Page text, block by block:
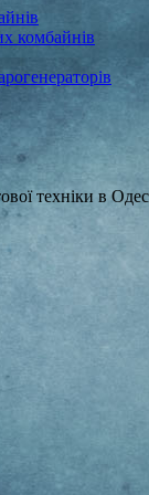
комбайнів
техніки в